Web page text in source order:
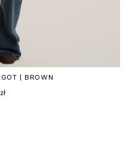
| BROWN
zł